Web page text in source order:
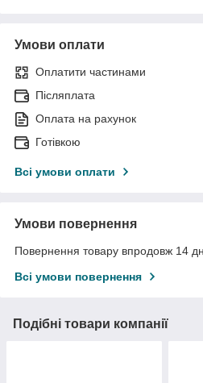
Умови оплати
Оплатити частинами
Післяплата
Оплата на рахунок
Готівкою
Всі умови оплати
Умови повернення
Повернення товару впродовж 14
Всі умови повернення
Подібні товари компанії